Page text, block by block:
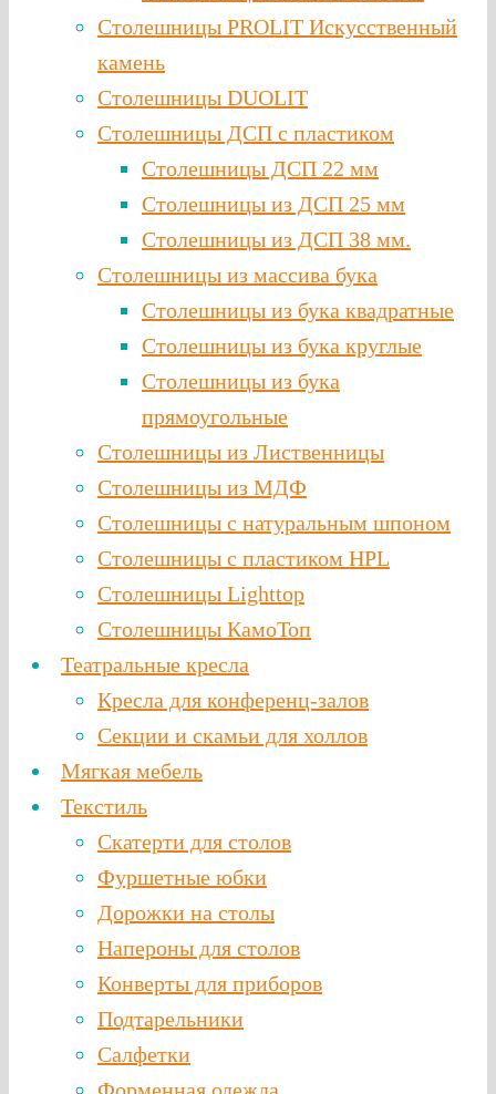
Столешницы PROLIT Искусственный
камень
Столешницы DUOLIT
Столешницы ДСП с пластиком
Столешницы ДСП 22 мм
Столешницы из ДСП 25 мм
Столешницы из ДСП 38 мм.
Столешницы из массива бука
Столешницы из бука квадратные
Столешницы из бука круглые
Столешницы из бука
прямоугольные
Столешницы из Лиственницы
Столешницы из МДФ
Столешницы с натуральным шпоном
Столешницы c пластиком HPL
Столешницы Lighttop
Столешницы КамоТоп
Театральные кресла
Кресла для конференц-залов
Секции и скамьи для холлов
Мягкая мебель
Текстиль
Скатерти для столов
Фуршетные юбки
Дорожки на столы
Напероны для столов
Конверты для приборов
Подтарельники
Салфетки